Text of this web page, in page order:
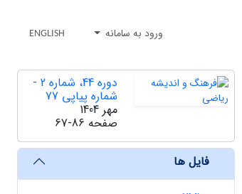
ورود به سامانه ENGLISH
دوره 44، شماره 2 -
شماره پیاپی 77
مهر 1404
صفحه 67-86
فایل ها